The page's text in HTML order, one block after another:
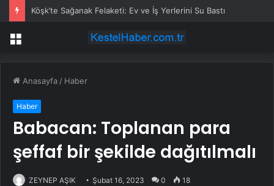
Köşk’te Sağanak Felaketi: Ev ve İş Yerlerini Su Bastı
Menü
Anasayfa / Haber
Haber
Babacan: Toplanan para
şeffaf bir şekilde dağıtılmalı
ZEYNEP AŞIK Şubat 16, 2023 0 18